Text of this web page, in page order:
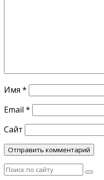
Имя *
Email *
Сайт